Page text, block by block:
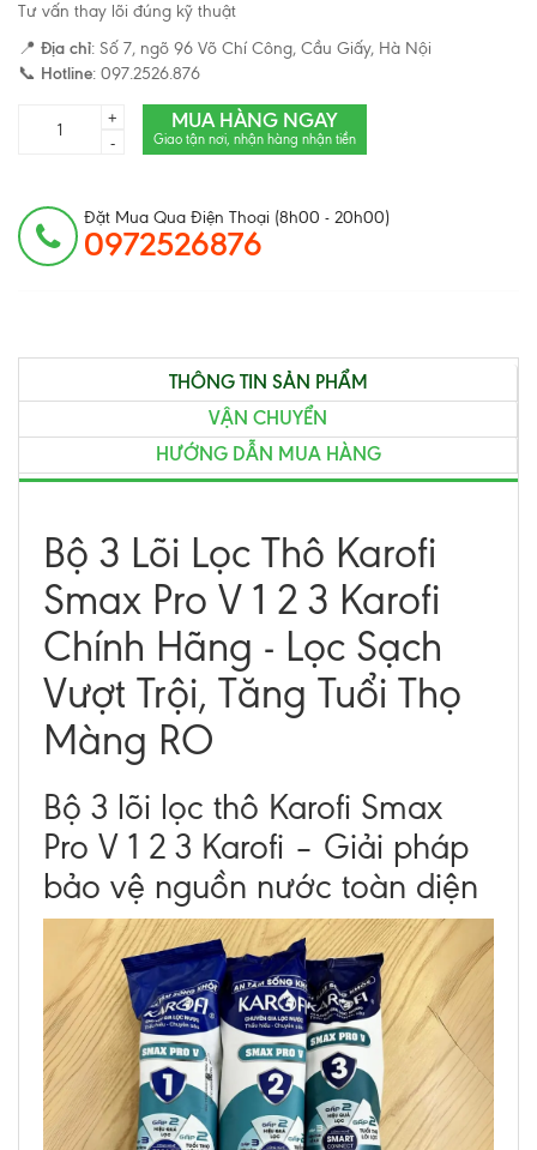
Tư vấn thay lõi đúng kỹ thuật
📍 Địa chỉ: Số 7, ngõ 96 Võ Chí Công, Cầu Giấy, Hà Nội
📞 Hotline: 097.2526.876
+
-
MUA HÀNG NGAY
Giao tận nơi, nhận hàng nhận tiền
Đặt Mua Qua Điện Thoại (8h00 - 20h00)
0972526876
THÔNG TIN SẢN PHẨM
VẬN CHUYỂN
HƯỚNG DẪN MUA HÀNG
Bộ 3 Lõi Lọc Thô Karofi
Smax Pro V 1 2 3 Karofi
Chính Hãng - Lọc Sạch
Vượt Trội, Tăng Tuổi Thọ
Màng RO
Bộ 3 lõi lọc thô Karofi Smax
Pro V 1 2 3 Karofi – Giải pháp
bảo vệ nguồn nước toàn diện